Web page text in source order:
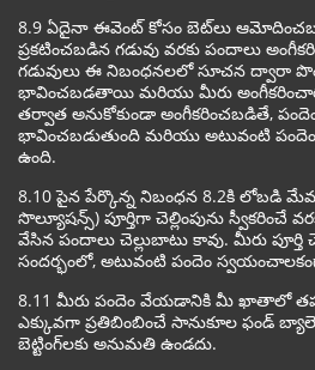
8.9 ఏదైనా ఈవెంట్ కోసం బెట్‌లు ఆమోదించబడే
ప్రకటించబడిన గడువు వరకు పందాలు
గడువులు ఈ నిబంధనలలో సూచన ద్వారా
భావించబడతాయి మరియు మీరు
తర్వాత అనుకోకుండా అంగీకరించబడితే,
భావించబడుతుంది మరియు అటువంటి
ఉంది.
8.10 పైన పేర్కొన్న నిబంధన 8.2కి లోబడి
సొల్యూషన్స్) పూర్తిగా చెల్లింపును స్వీకరించే
వేసిన పందాలు చెల్లుబాటు కావు. మీరు పూర్తి
సందర్భంలో, అటువంటి పందెం
8.11 మీరు పందెం వేయడానికి మీ ఖాతాలో
ఎక్కువగా ప్రతిబింబించే సానుకూల ఫండ్
బెట్టింగ్‌లకు అనుమతి ఉండదు.